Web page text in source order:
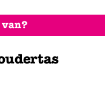
van?